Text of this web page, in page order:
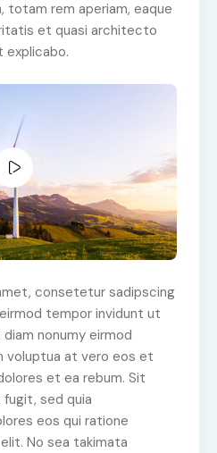
totam rem aperiam, eaque
et quasi architecto
consetetur sadipscing
tempor invidunt ut
nonumy eirmod
voluptua at vero eos et
et ea rebum. Sit
sed quia
eos qui ratione
No sea takimata